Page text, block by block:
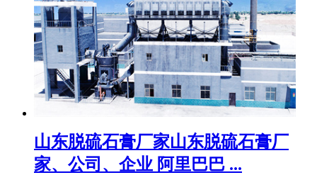
山东脱硫石膏厂家山东脱硫石膏厂
家、公司、企业 阿里巴巴 ...